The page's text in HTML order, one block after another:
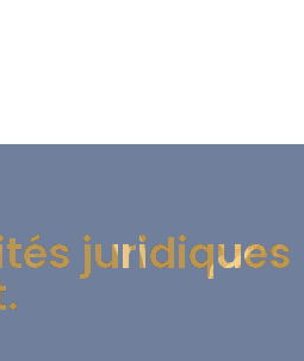
juridiques